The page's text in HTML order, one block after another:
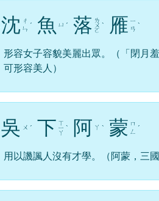
沈 ㄔ
ㄣ ˊ 魚 ㄩ ˊ 落 ㄌ
ㄨ
ㄛ
ˋ 雁 ㄧ
ㄢ ˋ
形容女子容貌美麗出眾。（「閉月
可形容美人）
吳 ㄨ ˊ 下 ㄒ
ㄧ
ㄚ
ˋ 阿 ㄚ ˋ 蒙 ㄇ
ㄥ
ˊ
用以譏諷人沒有才學。（阿蒙，三